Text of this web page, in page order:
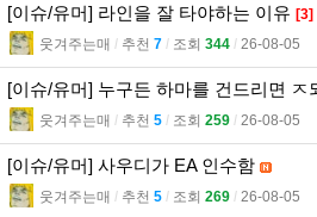
[이슈/유머] 라인을 잘 타야하는 이유 [3]
웃겨주는매 l 추천 7 l 조회 344 l 26-08-05
[이슈/유머] 누구든 하마를 건드리면 ㅈ
웃겨주는매 l 추천 5 l 조회 259 l 26-08-05
[이슈/유머] 사우디가 EA 인수함
웃겨주는매 l 추천 5 l 조회 269 l 26-08-05